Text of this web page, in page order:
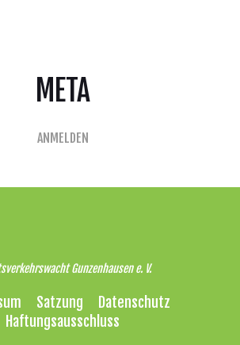
META
ANMELDEN
Gunzenhausen e. V.
Satzung
Datenschutz
Haftungsausschluss